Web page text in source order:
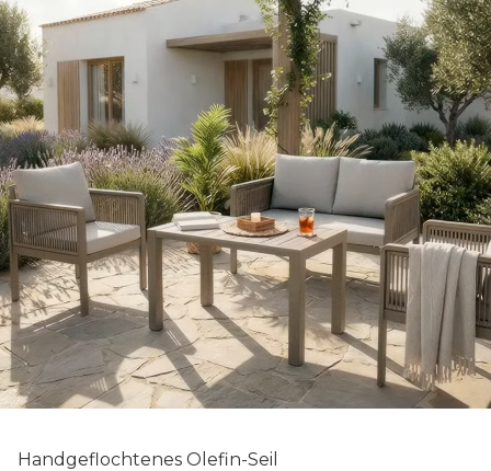
Handgeflochtenes Olefin-Seil